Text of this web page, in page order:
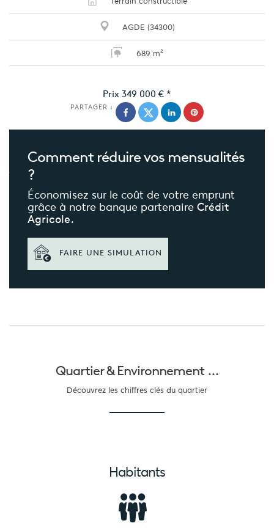
AGDE (34300)
689 m²
Prix 349 000 € *
PARTAGER :
Comment réduirevos mensualités
?
Économisez sur le coût de votre emprunt
grâce à notre banque partenaire Crédit
Agricole.
FAIRE UNE SIMULATION
Quartier &Environnement ...
Découvrez les chiffres clés du quartier
Habitants